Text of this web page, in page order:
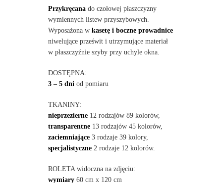
Przykręcanado czołowej płaszczyzny
wymiennych listew przyszybowych.
Wyposażona w kasetę i boczne prowadnice
niwelujące prześwit i utrzymujące materiał
w płaszczyźnie szyby przy uchyle okna.
DOSTĘPNA:
3 – 5 dni od pomiaru
TKANINY:
nieprzezierne12 rodzajów 89 kolorów,
transparentne13 rodzajów 45 kolorów,
zaciemniające3 rodzaje 39 kolory,
specjalistyczne2 rodzaje 12 kolorów.
ROLETA widoczna na zdjęciu:
wymiary60 cm x 120 cm